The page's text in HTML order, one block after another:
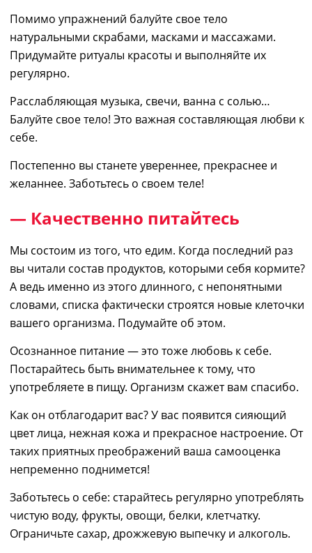
Помимо упражнений балуйте свое тело
натуральными скрабами, масками и массажами.
Придумайте ритуалы красоты и выполняйте их
регулярно.
Расслабляющая музыка, свечи, ванна с солью…
Балуйте свое тело! Это важная составляющая любви к
себе.
Постепенно вы станете увереннее, прекраснее и
желаннее. Заботьтесь о своем теле!
— Качественно питайтесь
Мы состоим из того, что едим. Когда последний раз
вы читали состав продуктов, которыми себя кормите?
А ведь именно из этого длинного, с непонятными
словами, списка фактически строятся новые клеточки
вашего организма. Подумайте об этом.
Осознанное питание — это тоже любовь к себе.
Постарайтесь быть внимательнее к тому, что
употребляете в пищу. Организм скажет вам спасибо.
Как он отблагодарит вас? У вас появится сияющий
цвет лица, нежная кожа и прекрасное настроение. От
таких приятных преображений ваша самооценка
непременно поднимется!
Заботьтесь о себе: старайтесь регулярно употреблять
чистую воду, фрукты, овощи, белки, клетчатку.
Ограничьте сахар, дрожжевую выпечку и алкоголь.